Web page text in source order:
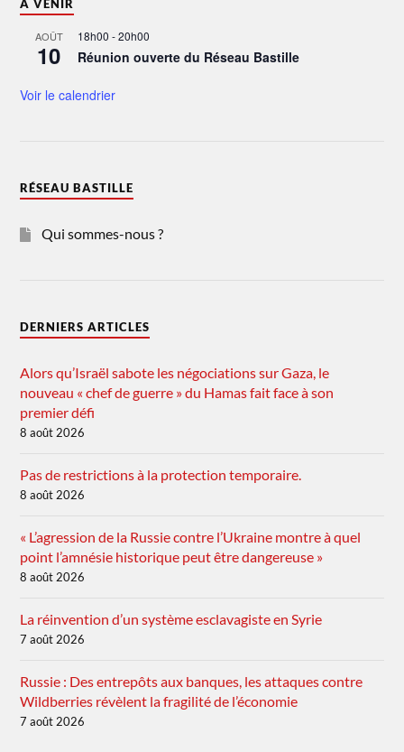
À VENIR
AOÛT
10
18h00 -20h00
Réunion ouverte du Réseau Bastille
Voir le calendrier
RÉSEAU BASTILLE
Qui sommes-nous ?
DERNIERS ARTICLES
Alors qu’Israël sabote les négociations sur Gaza, le
nouveau « chef de guerre » du Hamas fait face à son
premier défi
8 août 2026
Pas de restrictions à la protection temporaire.
8 août 2026
« L’agression de la Russie contre l’Ukraine montre à quel
point l’amnésie historique peut être dangereuse »
8 août 2026
La réinvention d’un système esclavagiste en Syrie
7 août 2026
Russie : Des entrepôts aux banques, les attaques contre
Wildberries révèlent la fragilité de l’économie
7 août 2026